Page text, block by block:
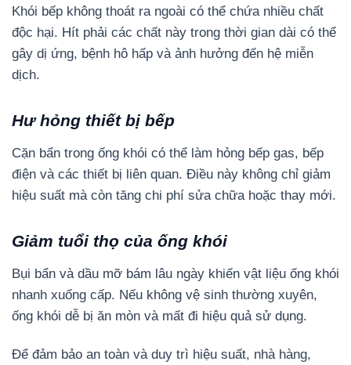
Khói bếp không thoát ra ngoài có thể chứa nhiều chất
độc hại. Hít phải các chất này trong thời gian dài có thể
gây dị ứng, bệnh hô hấp và ảnh hưởng đến hệ miễn
dịch.
Hư hỏng thiết bị bếp
Cặn bẩn trong ống khói có thể làm hỏng bếp gas, bếp
điện và các thiết bị liên quan. Điều này không chỉ giảm
hiệu suất mà còn tăng chi phí sửa chữa hoặc thay mới.
Giảm tuổi thọ của ống khói
Bụi bẩn và dầu mỡ bám lâu ngày khiến vật liệu ống khói
nhanh xuống cấp. Nếu không vệ sinh thường xuyên,
ống khói dễ bị ăn mòn và mất đi hiệu quả sử dụng.
Để đảm bảo an toàn và duy trì hiệu suất, nhà hàng,